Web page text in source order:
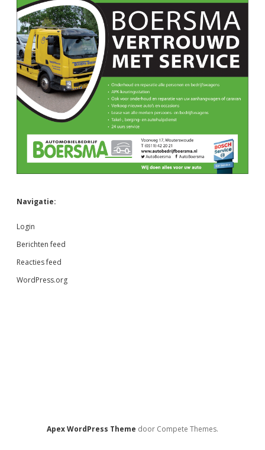
Navigatie:
Login
Berichten feed
Reacties feed
WordPress.org
Apex WordPress Theme door Compete Themes.